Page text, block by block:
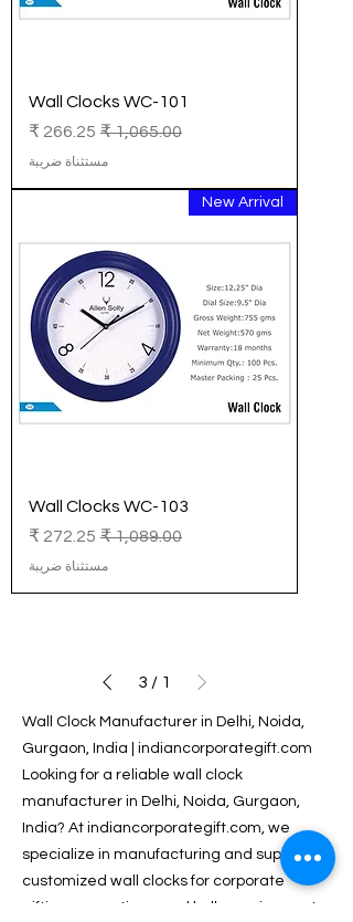
Wall Clocks WC-101
سعر عادي
سعر البيع
مستثناة ضريبة
New Arrival
Wall Clocks WC-103
سعر عادي
سعر البيع
مستثناة ضريبة
1
/
3
Wall Clock Manufacturer in Delhi, Noida,
Gurgaon, India | indiancorporategift.com
Looking for a reliable wall clock
manufacturer in Delhi, Noida, Gurgaon,
India? At indiancorporategift.com, we
specialize in manufacturing and supplying
customized wall clocks for corporate
gifting, promotions, and bulk requirements